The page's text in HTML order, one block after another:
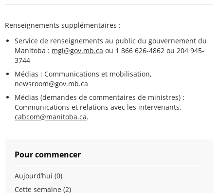
Renseignements supplémentaires :
Service de renseignements au public du gouvernement du
Manitoba : mgi@gov.mb.ca ou 1 866 626-4862 ou 204 945-
3744
Médias : Communications et mobilisation,
newsroom@gov.mb.ca
Médias (demandes de commentaires de ministres) :
Communications et relations avec les intervenants,
cabcom@manitoba.ca.
Pour commencer
Aujourd’hui (0)
Cette semaine (2)